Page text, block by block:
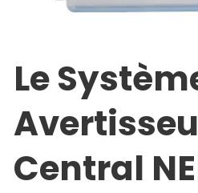
Le
Central